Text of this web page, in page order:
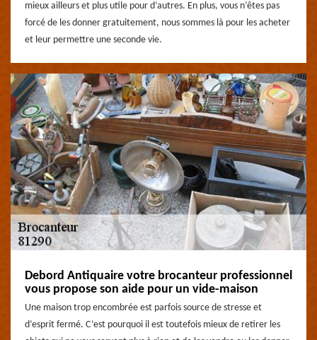
mieux ailleurs et plus utile pour d’autres. En plus, vous n’êtes pas
forcé de les donner gratuitement, nous sommes là pour les acheter
et leur permettre une seconde vie.
Debord Antiquaire votre brocanteur professionnel
vous propose son aide pour un vide-maison
Une maison trop encombrée est parfois source de stresse et
d’esprit fermé. C’est pourquoi il est toutefois mieux de retirer les